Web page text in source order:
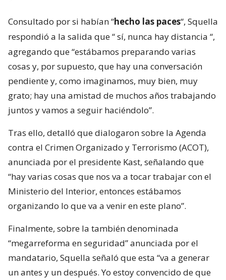
Consultado por si habían “hecho las paces“, Squella
respondió a la salida que “sí, nunca hay distancia “,
agregando que “estábamos preparando varias
cosas y, por supuesto, que hay una conversación
pendiente y, como imaginamos, muy bien, muy
grato; hay una amistad de muchos años trabajando
juntos y vamos a seguir haciéndolo”.
Tras ello, detalló que dialogaron sobre la Agenda
contra el Crimen Organizado y Terrorismo (ACOT),
anunciada por el presidente Kast, señalando que
“hay varias cosas que nos va a tocar trabajar con el
Ministerio del Interior, entonces estábamos
organizando lo que va a venir en este plano”.
Finalmente, sobre la también denominada
“megarreforma en seguridad” anunciada por el
mandatario, Squella señaló que esta “va a generar
un antes y un después. Yo estoy convencido de que